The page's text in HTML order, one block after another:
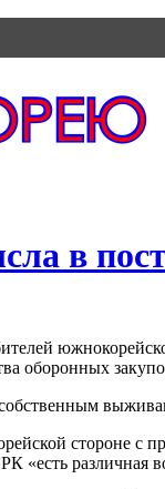
в
оборонных
стороне с
«есть различная